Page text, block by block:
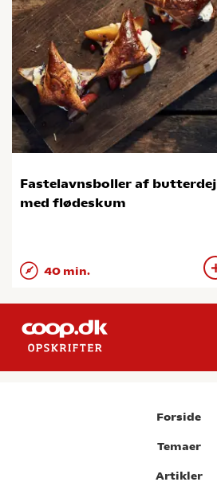
Fastelavnsboller af butterdej
med flødeskum
40 min.
Forside
Temaer
Artikler